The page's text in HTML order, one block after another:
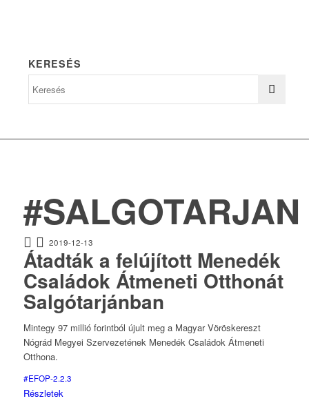
KERESÉS
#SALGOTARJAN
2019-12-13
Átadták a felújított Menedék
Családok Átmeneti Otthonát
Salgótarjánban
Mintegy 97 millió forintból újult meg a Magyar Vöröskereszt
Nógrád Megyei Szervezetének Menedék Családok Átmeneti
Otthona.
#EFOP-2.2.3
Részletek